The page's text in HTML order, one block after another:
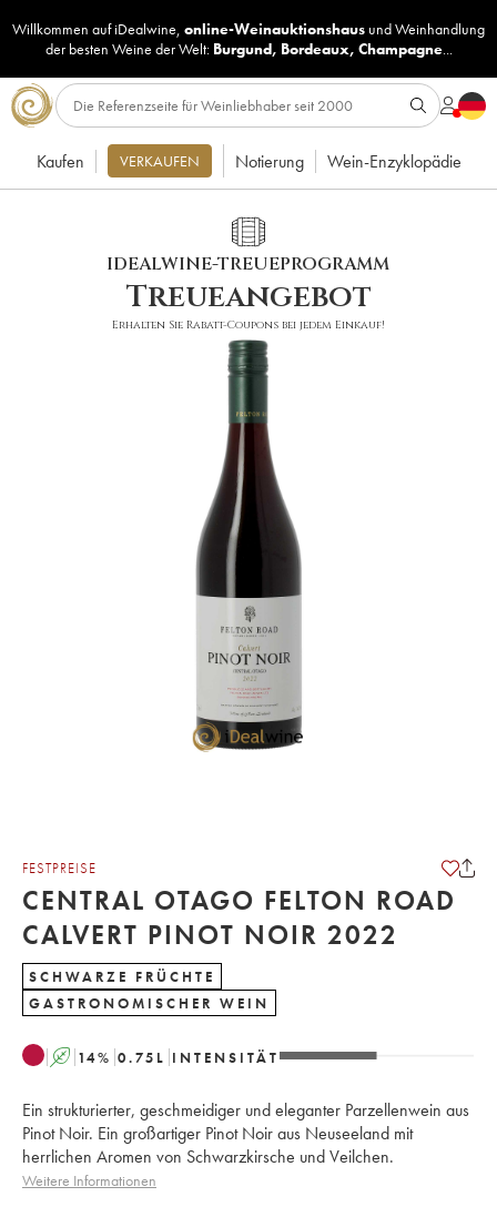
Willkommen auf iDealwine, online-Weinauktionshaus undWeinhandlung
der besten Weine der Welt: Burgund, Bordeaux, Champagne...
Kaufen VERKAUFEN Notierung Wein-Enzyklopädie
IDEALWINE-TREUEPROGRAMM
Treueangebot
Erhalten Sie Rabatt-Coupons bei jedem Einkauf!
FESTPREISE
CENTRAL OTAGO FELTON ROAD
CALVERT PINOT NOIR 2022
SCHWARZE FRÜCHTE
GASTRONOMISCHER WEIN
A 14% 0.75 L INTENSITÄT
Ein strukturierter, geschmeidiger und eleganter Parzellenwein aus
Pinot Noir. Ein großartiger Pinot Noir aus Neuseeland mit
herrlichen Aromen von Schwarzkirsche und Veilchen.
Weitere Informationen